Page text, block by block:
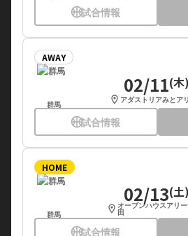
sports_basketball試合情報
AWAY
群馬
02/11(木)
location_on アダストリアみとア
sports_basketball試合情報
HOME
群馬
02/13(土)
location_on オープンハウスアリ
田
sports_basketball試合情報